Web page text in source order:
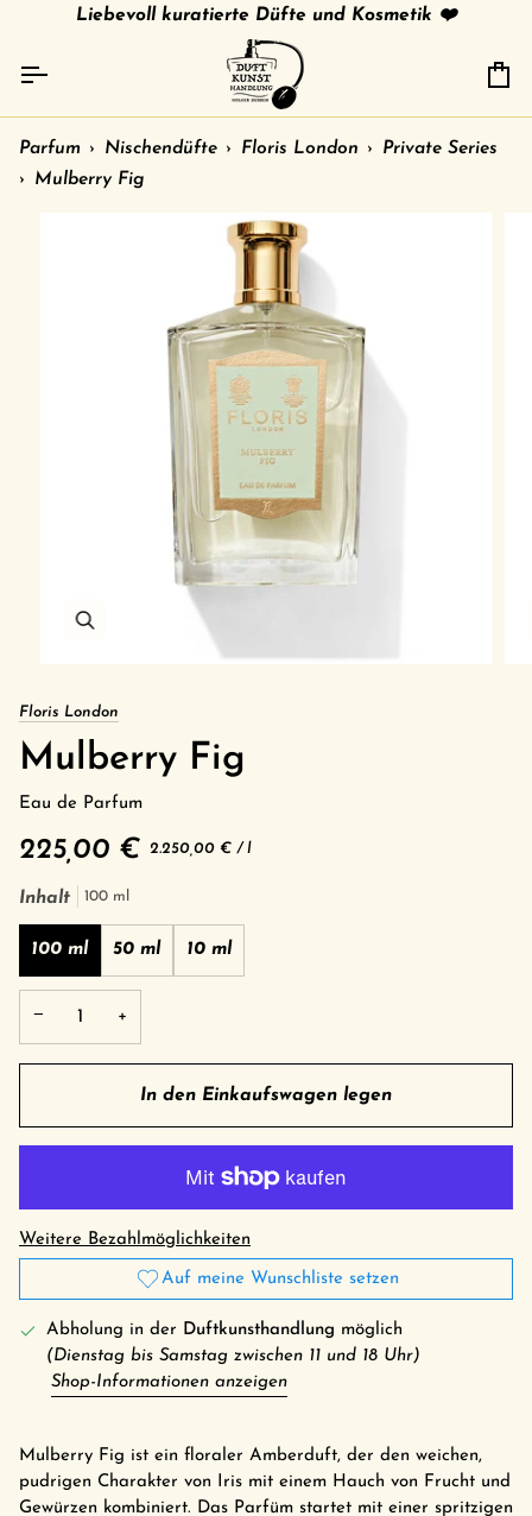
Inhalt
Liebevoll kuratierte Düfte und Kosmetik ❤️
gratis Versand in 🇩🇪 ab 79 € /shipment to other
Parfum › Nischendüfte › Floris London ›
Private Series
›
Mulberry Fig
Floris London
Mulberry Fig
Eau de Parfum
225,00 € Grundpreis
2.250,00 € /pro
l
Inhalt 100 ml
100 ml 50 ml 10 ml
− +
In den Einkaufswagen legen
Weitere Bezahlmöglichkeiten
Auf meine Wunschliste setzen
Abholung in der Duftkunsthandlung möglich
(Dienstag bis Samstag zwischen 11 und 18 Uhr)
Shop-Informationen anzeigen
Mulberry Fig ist ein floraler Amberduft, der den weichen,
pudrigen Charakter von Iris mit einem Hauch von Frucht und
Gewürzen kombiniert. Das Parfüm startet mit einer spritzigen